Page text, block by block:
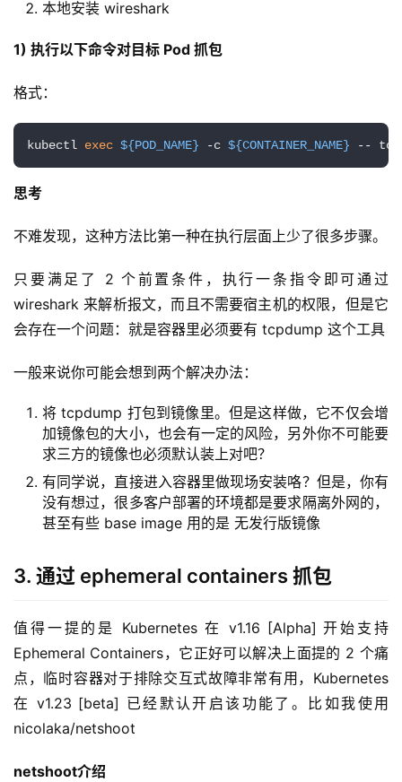
本地安装 wireshark
1) 执行以下命令对目标 Pod 抓包
格式：
kubectl exec ${POD_NAME} -c ${CONTAINER_NAME} --
思考
不难发现，这种方法比第一种在执行层面上少了很多步骤。
只要满足了 2 个前置条件，执行一条指令即可通过
wireshark 来解析报文，而且不需要宿主机的权限，但是它
会存在一个问题：就是容器里必须要有 tcpdump 这个工具
一般来说你可能会想到两个解决办法：
将 tcpdump 打包到镜像里。但是这样做，它不仅会增
加镜像包的大小，也会有一定的风险，另外你不可能要
求三方的镜像也必须默认装上对吧？
有同学说，直接进入容器里做现场安装咯？但是，你有
没有想过，很多客户部署的环境都是要求隔离外网的，
甚至有些 base image 用的是 无发行版镜像
3. 通过 ephemeral containers 抓包
值得一提的是 Kubernetes 在 v1.16 [Alpha] 开始支持
Ephemeral Containers，它正好可以解决上面提的 2 个痛
点，临时容器对于排除交互式故障非常有用，Kubernetes
在 v1.23 [beta] 已经默认开启该功能了。比如我使用
nicolaka/netshoot
netshoot介绍